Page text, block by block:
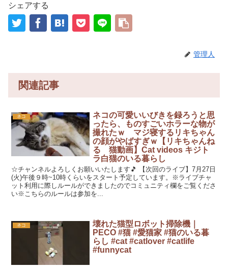
シェアする
管理人
関連記事
ネコ
ネコの可愛いいびきを録ろうと思
ったら、ものすごいホラーな物が
撮れたｗ マジ寝するリキちゃん
の顔がやばすぎｗ【リキちゃんね
る 猫動画】Cat videos キジト
ラ白猫のいる暮らし
☆チャンネルよろしくお願いいたします🎵 【次回のライブ】7月27日
(火)午後９時~10時くらいをスタート予定しています。※ライブチャ
ット利用に際しルールができましたのでコミュニティ欄をご覧くださ
い※こちらのルールは参加を...
ネコ
壊れた猫型ロボット掃除機｜
PECO #猫 #愛猫家 #猫のいる暮
らし #cat #catlover #catlife
#funnycat